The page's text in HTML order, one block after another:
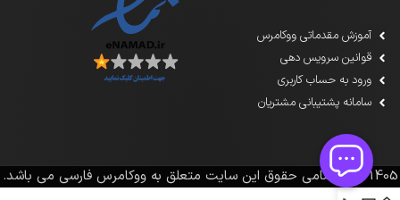
آموزش مقدماتی ووکامرس
قوانین سرویس دهی
ورود به حساب کاربری
سامانه پشتیبانی مشتریان
1391-1405تمامی حقوق این سایت متعلق به ووکامرس فارسی می باشد.